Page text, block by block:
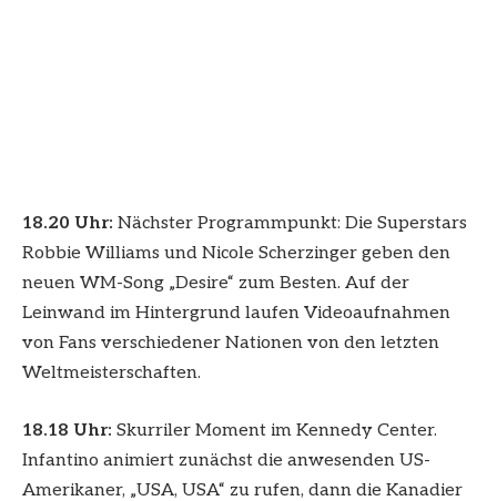
18.20 Uhr: Nächster Programmpunkt: Die Superstars
Robbie Williams und Nicole Scherzinger geben den
neuen WM-Song „Desire“ zum Besten. Auf der
Leinwand im Hintergrund laufen Videoaufnahmen
von Fans verschiedener Nationen von den letzten
Weltmeisterschaften.
18.18 Uhr: Skurriler Moment im Kennedy Center.
Infantino animiert zunächst die anwesenden US-
Amerikaner, „USA, USA“ zu rufen, dann die Kanadier